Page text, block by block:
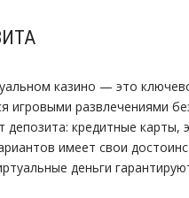
казино — это
игровыми развлечениями
депозита: кредитные
имеет свои
деньги